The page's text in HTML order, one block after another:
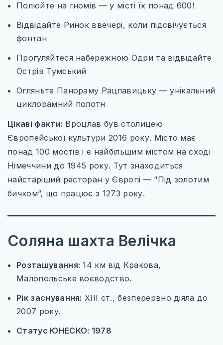
Полюйте на гномів — у місті їх понад 600!
Відвідайте Ринок ввечері, коли підсвічується
фонтан
Прогуляйтеся набережною Одри та відвідайте
Острів Тумський
Огляньте Панораму Рацлавицьку — унікальний
циклорамний полотн
Цікаві факти: Вроцлав був столицею
Європейської культури 2016 року. Місто має
понад 100 мостів і є найбільшим містом на сході
Німеччини до 1945 року. Тут знаходиться
найстаріший ресторан у Європі — “Під золотим
бичком”, що працює з 1273 року.
Соляна шахта Велічка
Розташування: 14 км від Кракова,
Малопольське воєводство.
Рік заснування: XIII ст., безперервно діяла до
2007 року.
Статус ЮНЕСКО: 1978